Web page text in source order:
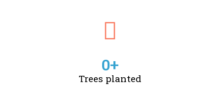
Trees planted
0+